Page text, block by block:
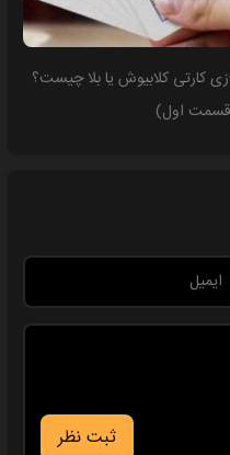
کارتی کلابیوش یا بلا چیست؟
اول)
ثبت نظر